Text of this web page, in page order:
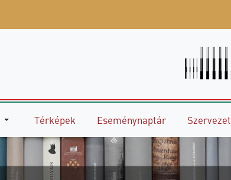
Térképek Eseménynaptár Szervezet